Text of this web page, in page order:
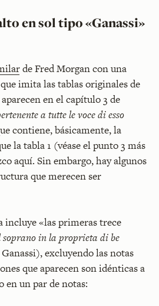
en sol tipo «Ganassi»
de Fred Morgan con una
imita las tablas originales de
en el capítulo 3 de
a tutte le voce di esso
contiene, básicamente, la
la tabla 1 (véase el punto 3 más
aquí. Sin embargo, hay algunos
que merecen ser
«las primeras trece
soprano in la proprieta di be
excluyendo las notas
que aparecen son idénticas a
en un par de notas: